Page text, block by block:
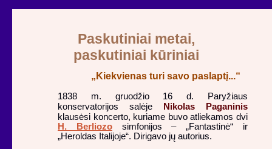
Paskutiniai metai,
paskutiniai kūriniai
„Kiekvienas turi savo paslaptį...“
1838 m. gruodžio 16 d. Paryžiaus
konservatorijos salėje Nikolas Paganinis
klausėsi koncerto, kuriame buvo atliekamos dvi
H. Berliozosimfonijos – „Fantastinė“ ir
„Heroldas Italijoje“. Dirigavo jų autorius.